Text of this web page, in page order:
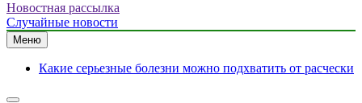
Новостная рассылка
Случайные новости
Меню
Какие серьезные болезни можно подхватить от расчески